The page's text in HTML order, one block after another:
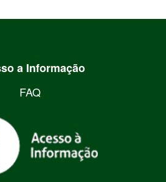
a Informação
FAQ